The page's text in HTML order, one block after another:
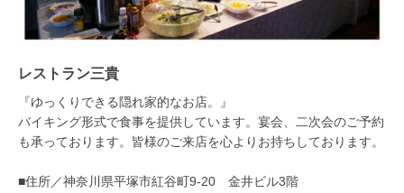
レストラン三貴
『ゆっくりできる隠れ家的なお店。』
バイキング形式で食事を提供しています。宴会、二次会のご予約
も承っております。皆様のご来店を心よりお持ちしております。
■住所／神奈川県平塚市紅谷町9-20 金井ビル3階